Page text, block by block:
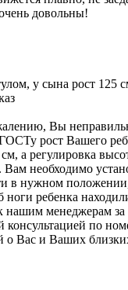
довольны!
у сына рост 125
Вы
рост Вашего
а регулировка
Вам необходимо
в нужном
ноги ребенка
нашим менеджерам за
по
о Вас и Ваших